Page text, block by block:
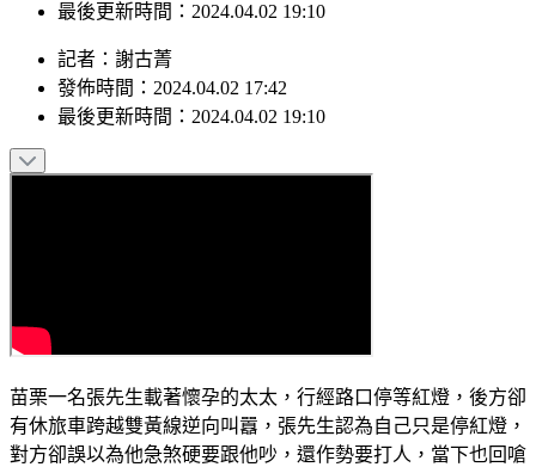
最後更新時間：2024.04.02 19:10
記者 ： 謝古菁
發佈時間： 2024.04.02 17:42
最後更新時間： 2024.04.02 19:10
苗栗一名張先生載著懷孕的太太，行經路口停等紅燈，後方卻
有休旅車跨越雙黃線逆向叫囂，張先生認為自己只是停紅燈，
對方卻誤以為他急煞硬要跟他吵，還作勢要打人，當下也回嗆